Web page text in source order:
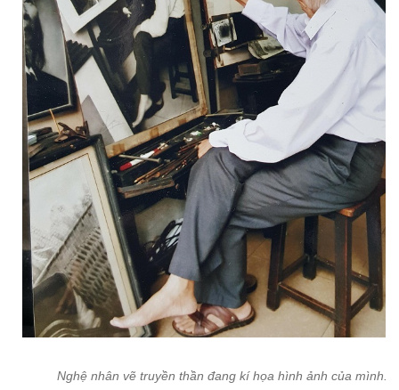
Nghệ nhân vẽ truyền thần đang kí họa hình ảnh của mình.